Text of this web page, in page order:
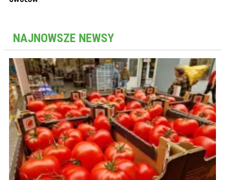
NAJNOWSZE NEWSY